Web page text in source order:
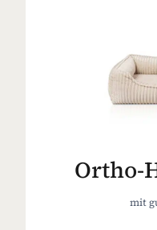
Ortho-
mit